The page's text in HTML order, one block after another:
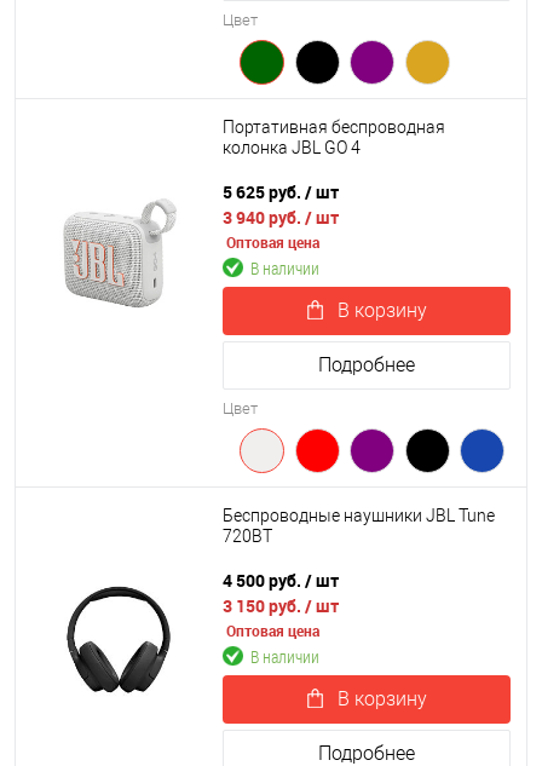
Цвет
Портативная беспроводная
колонка JBL GO 4
5 625 руб. / шт
3 940 руб. / шт
Оптовая цена
В наличии
В корзину
Подробнее
Цвет
Беспроводные наушники JBL Tune
720BT
4 500 руб. / шт
3 150 руб. / шт
Оптовая цена
В наличии
В корзину
Подробнее